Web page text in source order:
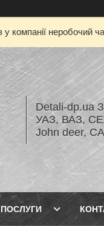
у компанії неробочий
Detali-dp.ua
УАЗ, ВАЗ,
John deer,